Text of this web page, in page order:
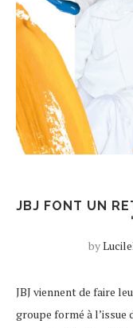
JBJ FONT UN
by
JBJ viennent de faire
groupe formé à l’issue